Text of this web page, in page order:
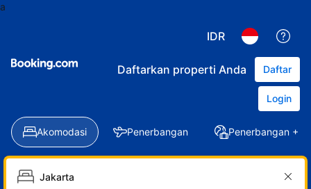
a
IDR
Daftarkan properti Anda Daftar
Login
Akomodasi Penerbangan Penerbangan +